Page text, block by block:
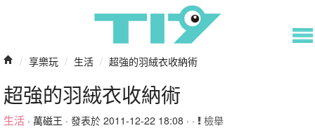
/ 享樂玩 / 生活 / 超強的羽絨衣收納術
超強的羽絨衣收納術
生活 · 萬磁王 · 發表於 2011-12-22 18:08 · · 檢舉